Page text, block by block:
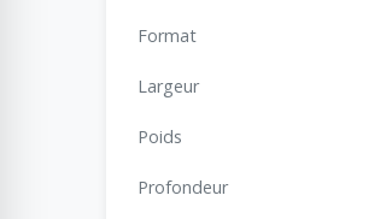
Format
Largeur
Poids
Profondeur